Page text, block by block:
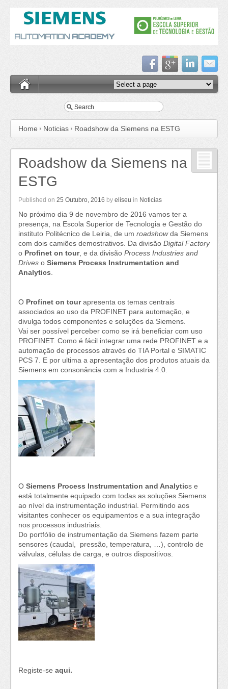
Home Noticias Roadshow da Siemens na ESTG
Roadshow da Siemens na
ESTG
Published on 25 Outubro, 2016 by eliseu in Noticias
No próximo dia 9 de novembro de 2016 vamos ter a
presença, na Escola Superior de Tecnologia e Gestão do
instituto Politécnico de Leiria, de um roadshowda Siemens
com dois camiões demostrativos. Da divisão Digital Factory
o Profinet on tour, e da divisão Process Industries and
Drives o Siemens Process Instrumentation and
Analytics.
O Profinet on tourapresenta os temas centrais
associados ao uso da PROFINET para automação, e
divulga todos componentes e soluções da Siemens.
Vai ser possível perceber como se irá beneficiar com uso
PROFINET. Como é fácil integrar uma rede PROFINET e a
automação de processos através do TIA Portal e SIMATIC
PCS 7. E por ultima a apresentação dos produtos atuais da
Siemens em consonância com a Industria 4.0.
O Siemens Process Instrumentation and Analytics e
está totalmente equipado com todas as soluções Siemens
ao nível da instrumentação industrial. Permitindo aos
visitantes conhecer os equipamentos e a sua integração
nos processos industriais.
Do portfólio de instrumentação da Siemens fazem parte
sensores (caudal, pressão, temperatura, …), controlo de
válvulas, células de carga, e outros dispositivos.
Registe-se aqui.